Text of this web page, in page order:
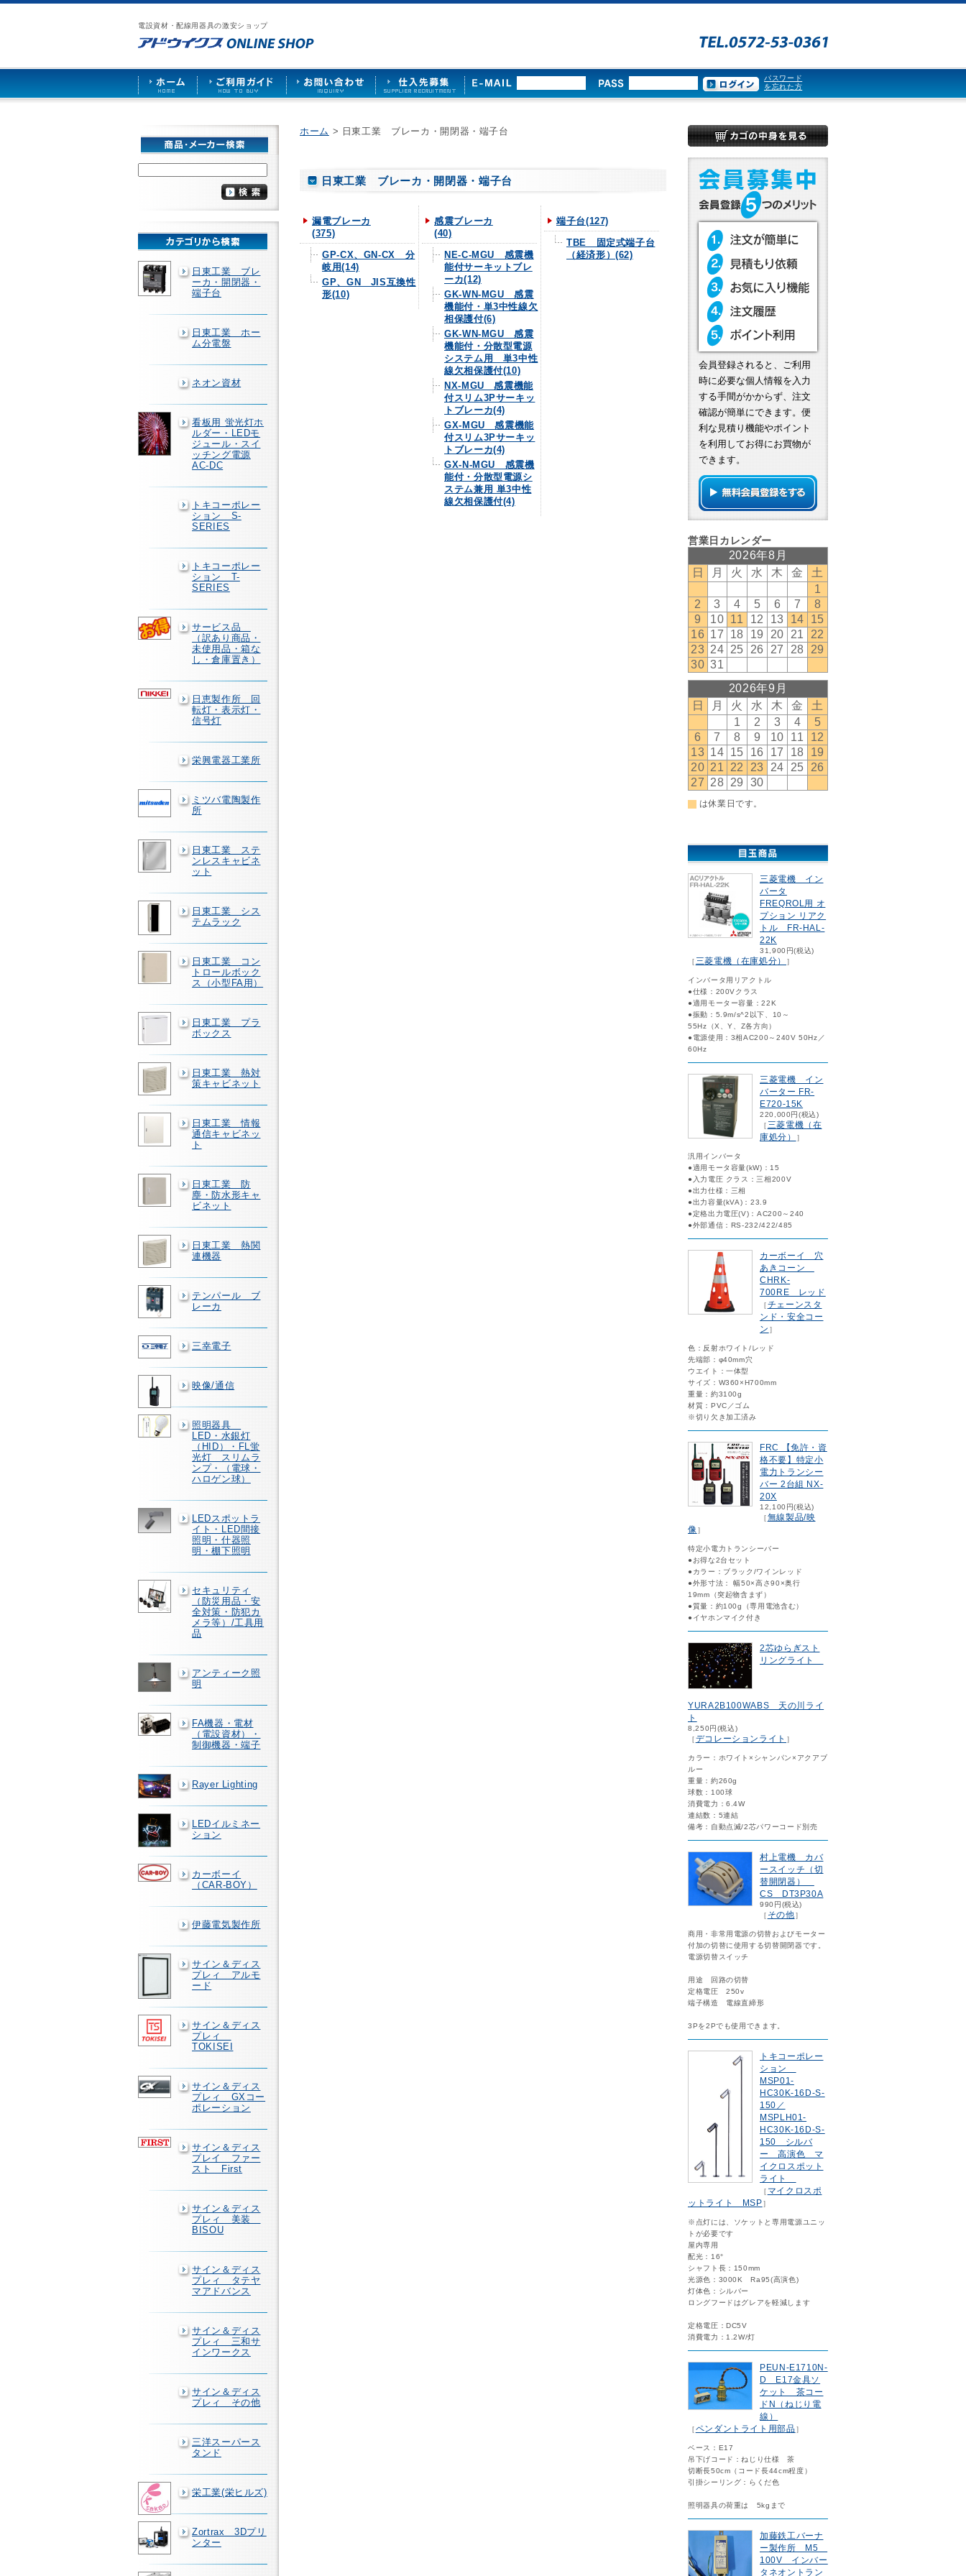
電設資材・配線用器具の激安ショップ
漏
カ
照
ア
ス
ご
ド
お
せ
仕
パスワード
を忘れた方
日東工業 ブレ
ーカ・開閉器・
端子台
日東工業 ホー
ム分電盤
ネオン資材
看板用 蛍光灯ホ
ルダー・LEDモ
ジュール・スイ
ッチング電源
AC-DC
トキコーポレー
ション S-
SERIES
トキコーポレー
ション T-
SERIES
サービス品
（訳あり商品・
未使用品・箱な
し・倉庫置き）
日恵製作所 回
転灯・表示灯・
信号灯
栄興電器工業所
ミツバ電陶製作
所
日東工業 ステ
ンレスキャビネ
ット
日東工業 シス
テムラック
日東工業 コン
トロールボック
ス（小型FA用）
日東工業 プラ
ボックス
日東工業 熱対
策キャビネット
日東工業 情報
通信キャビネッ
ト
日東工業 防
塵・防水形キャ
ビネット
日東工業 熱関
連機器
テンパール ブ
レーカ
三幸電子
映像/通信
照明器具
LED・水銀灯
（HID）・FL蛍
光灯 スリムラ
ンプ・（電球・
ハロゲン球）
LEDスポットラ
イト・LED間接
照明・什器照
明・棚下照明
セキュリティ
（防災用品・安
全対策・防犯カ
メラ等）/工具用
品
アンティーク照
明
FA機器・電材
（電設資材）・
制御機器・端子
Rayer Lighting
LEDイルミネー
ション
カーボーイ
（CAR-BOY）
伊藤電気製作所
サイン＆ディス
プレィ アルモ
ード
サイン＆ディス
プレィ
TOKISEI
サイン＆ディス
プレィ GXコー
ポレーション
サイン＆ディス
プレイ ファー
スト First
サイン＆ディス
プレィ 美装
BISOU
サイン＆ディス
プレィ タテヤ
マアドバンス
サイン＆ディス
プレィ 三和サ
インワークス
サイン＆ディス
プレィ その他
三洋スーパース
タンド
栄工業(栄ヒルズ)
Zortrax 3Dプリ
ンター
ホーム > 日東工業 ブレーカ・開閉器・端子台
日東工業 ブレーカ・開閉器・端子台
漏電ブレーカ
(375)
GP-CX、GN-CX 分
岐用(14)
GP、GN JIS互換性
形(10)
感震ブレーカ
(40)
NE-C-MGU 感震機
能付サーキットブレ
ーカ(12)
GK-WN-MGU 感震
機能付・単3中性線欠
相保護付(6)
GK-WN-MGU 感震
機能付・分散型電源
システム用 単3中性
線欠相保護付(10)
NX-MGU 感震機能
付スリム3Pサーキッ
トブレーカ(4)
GX-MGU 感震機能
付スリム3Pサーキッ
トブレーカ(4)
GX-N-MGU 感震機
能付・分散型電源シ
ステム兼用 単3中性
線欠相保護付(4)
端子台(127)
TBE 固定式端子台
（経済形）(62)
会員登録されると、ご利用
時に必要な個人情報を入力
する手間がかからず、注文
確認が簡単にできます。便
利な見積り機能やポイント
を利用してお得にお買物が
できます。
三菱電機 イン
バータ
FREQROL用 オ
プション リアク
トル FR-HAL-
22K
31,900円(税込)
［三菱電機（在庫処分） ］
インバータ用リアクトル
●仕様：200Vクラス
●適用モーター容量：22K
●振動：5.9m/s^2以下、10～
55Hz（X、Y、Z各方向）
●電源使用：3相AC200～240V 50Hz／
60Hz
三菱電機 イン
バーター FR-
E720-15K
220,000円(税込)
［三菱電機（在
庫処分）
］
汎用インバータ
●適用モータ容量(kW)：15
●入力電圧 クラス：三相200V
●出力仕様：三相
●出力容量(kVA)：23.9
●定格出力電圧(V)：AC200～240
●外部通信：RS-232/422/485
カーボーイ 穴
あきコーン
CHRK-
700RE レッド
［チェーンスタ
ンド・安全コー
ン ］
色：反射ホワイト/レッド
先端部：φ40mm穴
ウエイト：一体型
サイズ：W360×H700mm
重量：約3100g
材質：PVC／ゴム
※切り欠き加工済み
FRC 【免許・資
格不要】特定小
電力トランシー
バー 2台組 NX-
20X
12,100円(税込)
［無線製品/映
像］
特定小電力トランシーバー
●お得な2台セット
●カラー：ブラック/ワインレッド
●外形寸法： 幅50×高さ90×奥行
19mm（突起物含まず）
●質量：約100g（専用電池含む）
●イヤホンマイク付き
2芯ゆらぎスト
リングライト
YURA2B100WABS 天の川ライ
ト
8,250円(税込)
［デコレーションライト ］
カラー：ホワイト×シャンパン×アクアブ
ルー
重量：約260g
球数：100球
消費電力：6.4W
連結数：5連結
備考：自動点滅/2芯パワーコード別売
村上電機 カバ
ースイッチ（切
替開閉器）
CS DT3P30A
990円(税込)
［ その他］
商用・非常用電源の切替およびモーター
付加の切替に使用する切替開閉器です。
電源切替スイッチ
用途 回路の切替
定格電圧 250v
端子構造 電線直締形
3Pを2Pでも使用できます。
トキコーポレー
ション
MSP01-
HC30K-16D-S-
150／
MSPLH01-
HC30K-16D-S-
150 シルバ
ー 高演色 マ
イクロスポット
ライト
［ マイクロスポ
ットライト MSP］
※点灯には、ソケットと専用電源ユニッ
トが必要です
屋内専用
配光：16°
シャフト長：150mm
光源色：3000K Ra95(高演色)
灯体色：シルバー
ロングフードはグレアを軽減します
定格電圧：DC5V
消費電力：1.2W/灯
PEUN-E1710N-
D E17金具ソ
ケット 茶コー
ドN（ねじり電
線）
［ペンダントライト用部品］
ベース：E17
吊下げコード：ねじり仕様 茶
切断長50cm（コード長44cm程度）
引掛シーリング：らくだ色
照明器具の荷重は 5kgまで
加藤鉄工バーナ
ー製作所 M5
100V インバー
タネオントラン